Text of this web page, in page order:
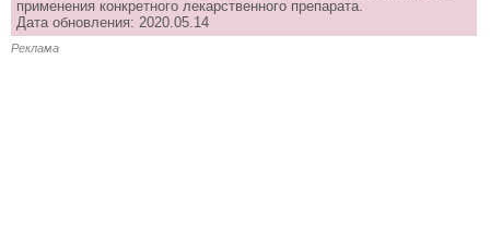
применения конкретного лекарственного препарата.
Дата обновления: 2020.05.14
Реклама